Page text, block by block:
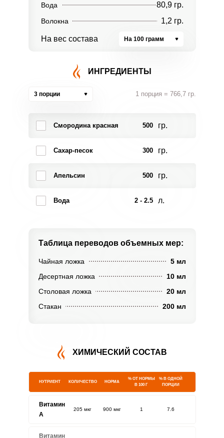
Вода 80,9 гр.
Волокна 1,2 гр.
На вес состава На 100 грамм
ИНГРЕДИЕНТЫ
3 порции 1 порция = 766,7 гр.
Смородина красная 500 гр.
Сахар-песок 300 гр.
Апельсин 500 гр.
Вода 2 - 2.5 л.
Таблица переводов объемных мер:
Чайная ложка
5 мл
Десертная ложка
10 мл
Столовая ложка
20 мл
Стакан
200 мл
ХИМИЧЕСКИЙ СОСТАВ
НУТРИЕНТ КОЛИЧЕСТВО НОРМА
% ОТ НОРМЫ
В 100 Г
% В ОДНОЙ
ПОРЦИИ
Витамин
A
205 мкг 900 мкг 1 7.6
Витамин